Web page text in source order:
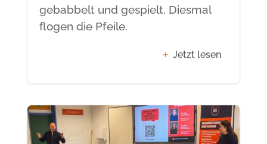
gebabbelt und gespielt. Diesmal
flogen die Pfeile.
Jetzt lesen